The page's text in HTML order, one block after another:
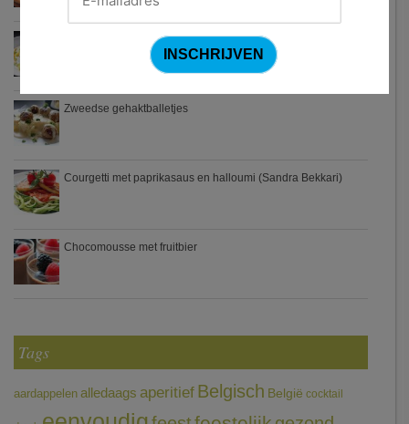
Waterzooi van pladijs met venkel (Colruyt)
Zweedse gehaktballetjes
Courgetti met paprikasaus en halloumi (Sandra Bekkari)
Chocomousse met fruitbier
Tags
aardappelen alledaags aperitief Belgisch België cocktail